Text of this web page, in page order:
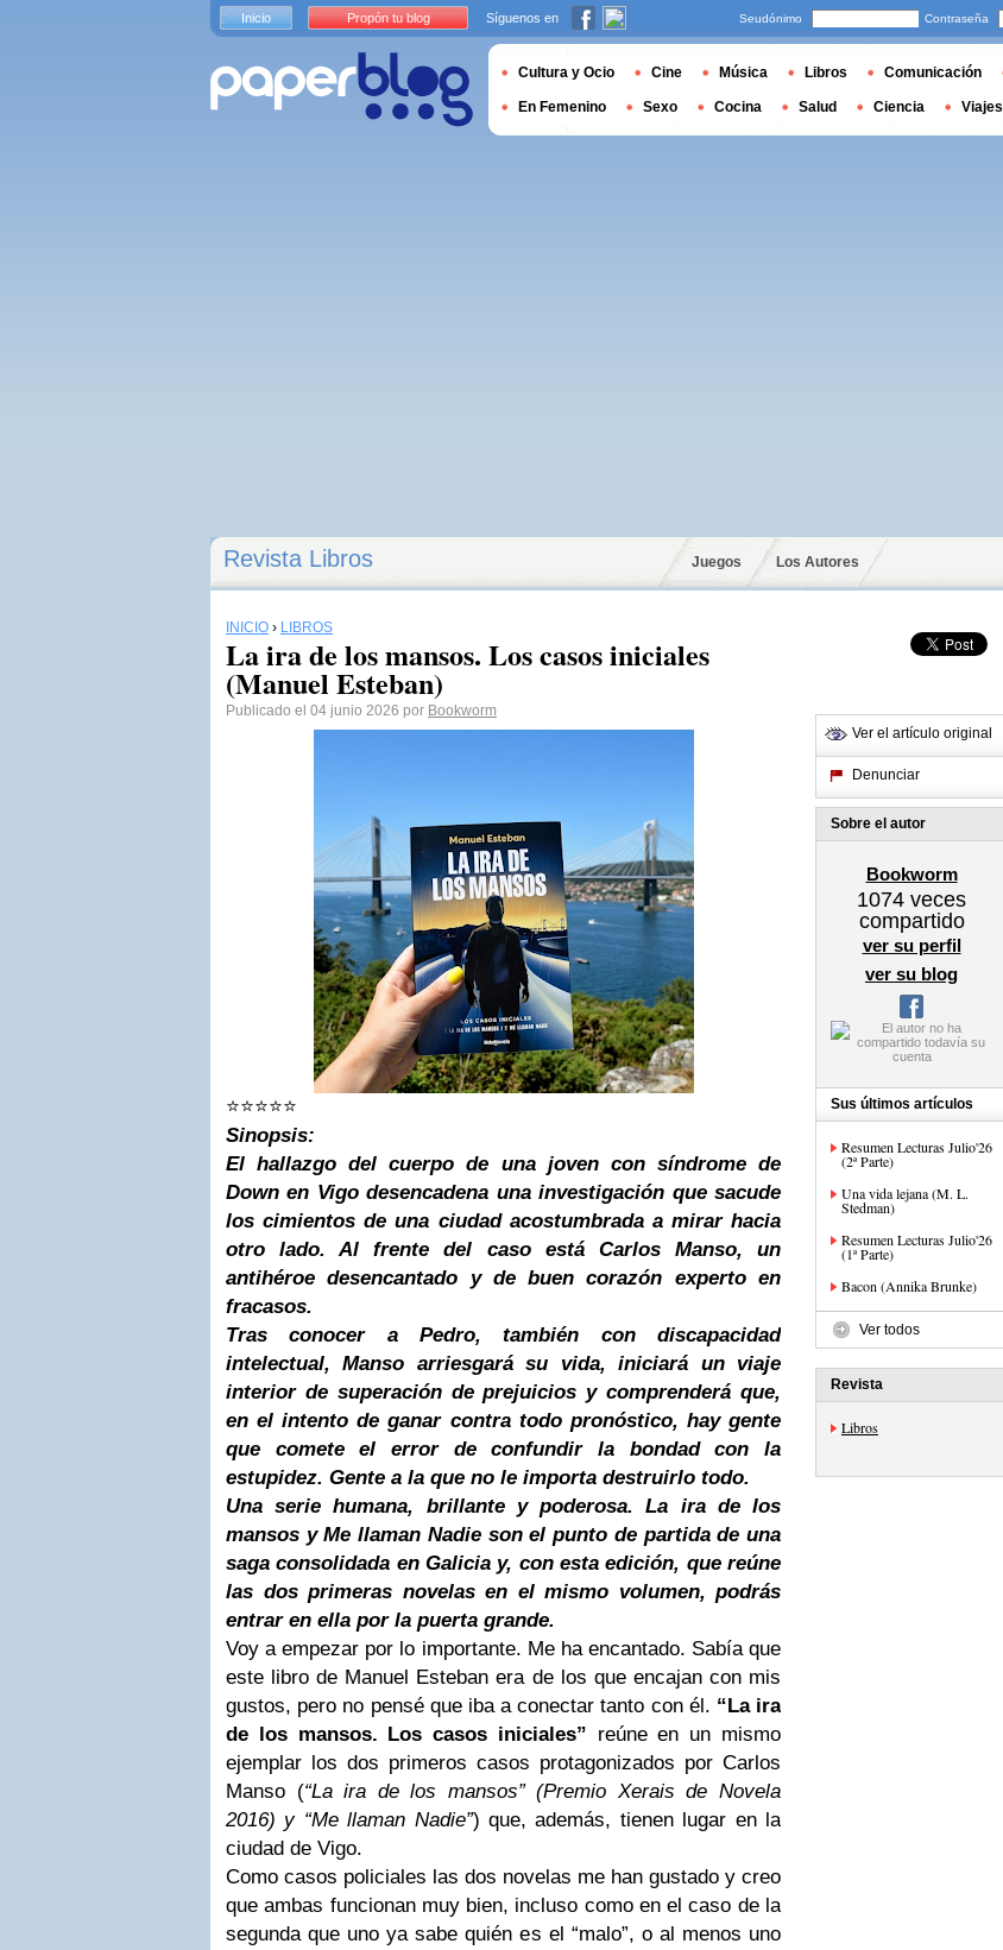
Revista Libros Juegos Los Autores
INICIO › LIBROS
La ira de los mansos. Los casos iniciales
(Manuel Esteban)
Publicado el 04 junio 2026 por Bookworm
⭐⭐⭐⭐⭐
Sinopsis:
El hallazgo del cuerpo de una joven con síndrome de
Down en Vigo desencadena una investigación que sacude
los cimientos de una ciudad acostumbrada a mirar hacia
otro lado. Al frente del caso está Carlos Manso, un
antihéroe desencantado y de buen corazón experto en
fracasos.
Tras conocer a Pedro, también con discapacidad
intelectual, Manso arriesgará su vida, iniciará un viaje
interior de superación de prejuicios y comprenderá que,
en el intento de ganar contra todo pronóstico, hay gente
que comete el error de confundir la bondad con la
estupidez. Gente a la que no le importa destruirlo todo.
Una serie humana, brillante y poderosa. La ira de los
mansos y Me llaman Nadie son el punto de partida de una
saga consolidada en Galicia y, con esta edición, que reúne
las dos primeras novelas en el mismo volumen, podrás
entrar en ella por la puerta grande.
Voy a empezar por lo importante. Me ha encantado. Sabía que
este libro de Manuel Esteban era de los que encajan con mis
gustos, pero no pensé que iba a conectar tanto con él. “La ira
de los mansos. Los casos iniciales” reúne en un mismo
ejemplar los dos primeros casos protagonizados por Carlos
Manso (“La ira de los mansos” (Premio Xerais de Novela
2016) y “Me llaman Nadie”) que, además, tienen lugar en la
ciudad de Vigo.
Como casos policiales las dos novelas me han gustado y creo
que ambas funcionan muy bien, incluso como en el caso de la
segunda que uno ya sabe quién es el “malo”, o al menos uno
Ver el artículo original
Denunciar
Sobre el autor
Bookworm
1074 veces
compartido
ver su perfil
ver su blog
Sus últimos artículos
Resumen Lecturas Julio'26
(2ª Parte)
Una vida lejana (M. L.
Stedman)
Resumen Lecturas Julio'26
(1ª Parte)
Bacon (Annika Brunke)
Ver todos
Revista
Libros
Inicio Propón tu blog Síguenos en Seudónimo Contraseña
Cultura y Ocio Cine Música Libros Comunicación
En Femenino Sexo Cocina Salud Ciencia Viajes